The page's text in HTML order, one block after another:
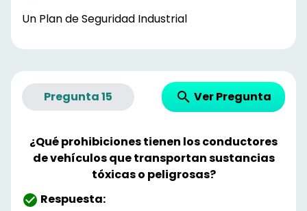
Un Plan de Seguridad Industrial
Pregunta15 Ver Pregunta
¿Qué prohibiciones tienen los conductores
de vehículos que transportan sustancias
tóxicas o peligrosas?
Respuesta: